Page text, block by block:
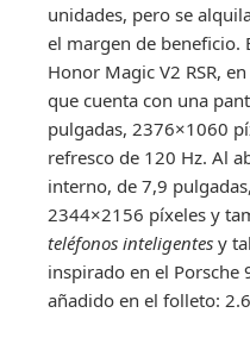
unidades, pero se
el margen de beneficio.
Honor Magic V2 RSR,
que cuenta con una
pulgadas, 2376×1060
refresco de 120 Hz. Al
interno, de 7,9
2344×2156 píxeles y
teléfonos inteligentes y
inspirado en el
añadido en el folleto: